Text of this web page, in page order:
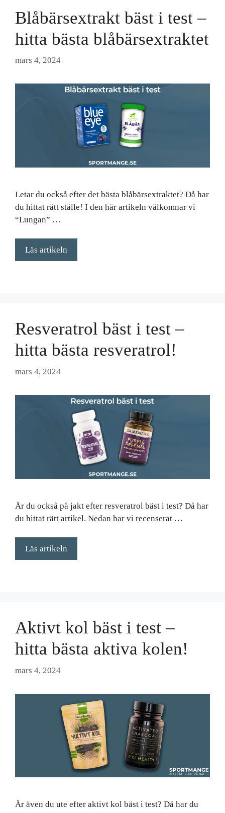
Blåbärsextrakt bäst i test –
hitta bästa blåbärsextraktet
mars 4, 2024
Letar du också efter det bästa blåbärsextraktet? Då har
du hittat rätt ställe! I den här artikeln välkomnar vi
“Lungan” …
Läs artikeln
Resveratrol bäst i test –
hitta bästa resveratrol!
mars 4, 2024
Är du också på jakt efter resveratrol bäst i test? Då har
du hittat rätt artikel. Nedan har vi recenserat …
Läs artikeln
Aktivt kol bäst i test –
hitta bästa aktiva kolen!
mars 4, 2024
Är även du ute efter aktivt kol bäst i test? Då har du